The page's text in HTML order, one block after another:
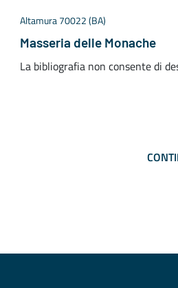
Altamura 70022 (BA)
Masseria delle Monache
La bibliografia non consente di